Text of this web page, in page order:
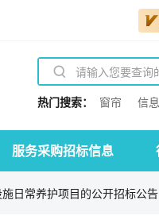
热门搜索： 窗帘 信
服务采购招标信息
日常养护项目的公开招标公告